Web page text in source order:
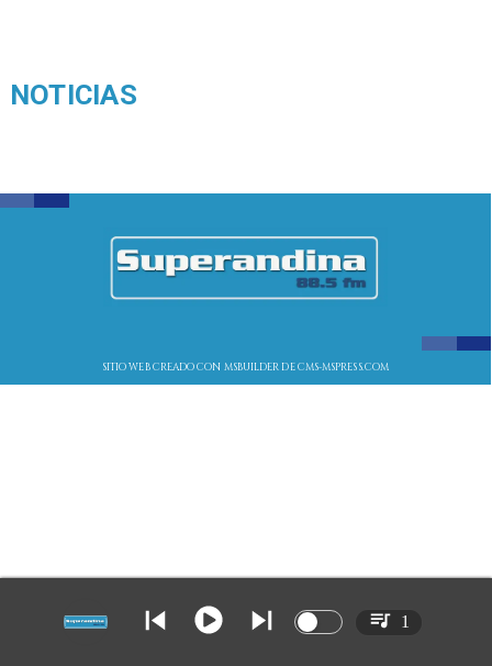
NOTICIAS
SITIO WEB CREADO CON MSBUILDER DE CMS-MSPRESS.COM
1